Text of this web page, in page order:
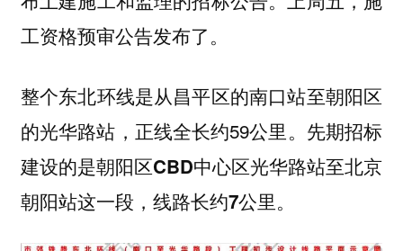
工资格预审公告发布了。
整个东北环线是从昌平区的南口站至朝阳区
的光华路站，正线全长约59公里。 先期招标
建设的是朝阳区CBD中心区光华路站至北京
朝阳站这一段，线路长约7公里。